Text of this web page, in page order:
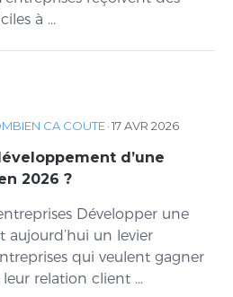
à ...
CA COUTE·17 AVR 2026
d’une
2026 ?
Développer une
un levier
qui veulent gagner
relation client ...